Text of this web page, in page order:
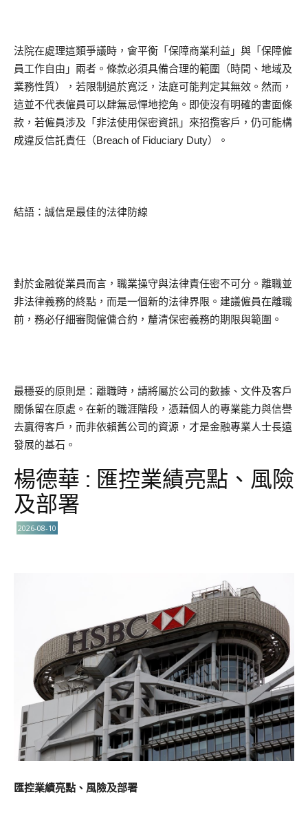
法院在處理這類爭議時，會平衡「保障商業利益」與「保障僱
員工作自由」兩者。條款必須具備合理的範圍（時間、地域及
業務性質），若限制過於寬泛，法庭可能判定其無效。然而，
這並不代表僱員可以肆無忌憚地挖角。即使沒有明確的書面條
款，若僱員涉及「非法使用保密資訊」來招攬客戶，仍可能構
成違反信託責任（Breach of Fiduciary Duty）。
結語：誠信是最佳的法律防線
對於金融從業員而言，職業操守與法律責任密不可分。離職並
非法律義務的終點，而是一個新的法律界限。建議僱員在離職
前，務必仔細審閱僱傭合約，釐清保密義務的期限與範圍。
最穩妥的原則是：離職時，請將屬於公司的數據、文件及客戶
關係留在原處。在新的職涯階段，憑藉個人的專業能力與信譽
去贏得客戶，而非依賴舊公司的資源，才是金融專業人士長遠
發展的基石。
楊德華 : 匯控業績亮點、風險
及部署
2026-08-10
匯控業績亮點、風險及部署